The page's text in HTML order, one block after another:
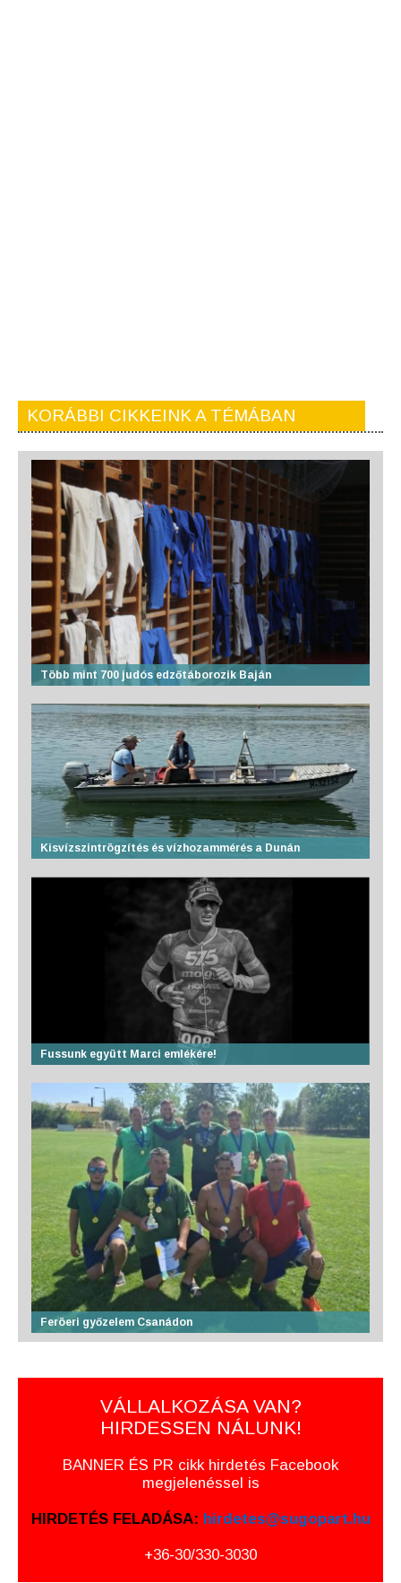
KORÁBBI CIKKEINK A TÉMÁBAN
Több mint 700 judós edzőtáborozik Baján
Kisvízszintrögzítés és vízhozammérés a Dunán
Fussunk együtt Marci emlékére!
Feröeri győzelem Csanádon
VÁLLALKOZÁSA VAN?
HIRDESSEN NÁLUNK!
BANNER ÉS PR cikk hirdetés Facebook
megjelenéssel is
HIRDETÉS FELADÁSA: hirdetes@sugopart.hu
+36-30/330-3030